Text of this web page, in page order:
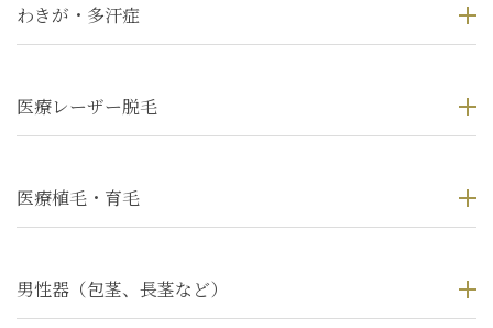
わきが・多汗症
医療レーザー脱毛
医療植毛・育毛
男性器（包茎、長茎など）